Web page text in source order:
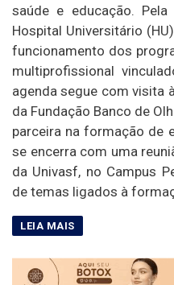
saúde e educação.
Hospital Universitário
funcionamento dos
multiprofissional
agenda segue com visita
da Fundação Banco de
parceira na formação de
se encerra com uma
da Univasf, no Campus
de temas ligados à